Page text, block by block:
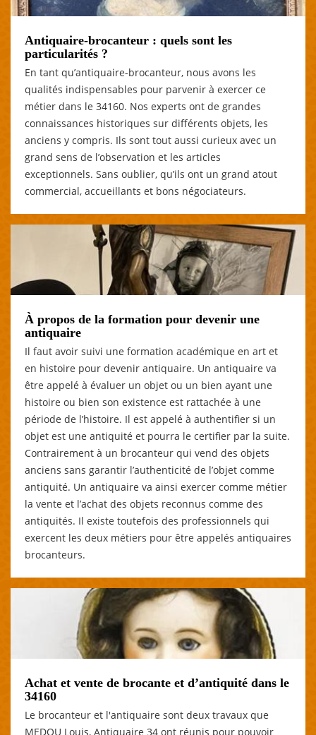
Antiquaire-brocanteur : quels sont les
particularités ?
En tant qu’antiquaire-brocanteur, nous avons les
qualités indispensables pour parvenir à exercer ce
métier dans le 34160. Nos experts ont de grandes
connaissances historiques sur différents objets, les
anciens y compris. Ils sont tout aussi curieux avec un
grand sens de l’observation et les articles
exceptionnels. Sans oublier, qu’ils ont un grand atout
commercial, accueillants et bons négociateurs.
À propos de la formation pour devenir une
antiquaire
Il faut avoir suivi une formation académique en art et
en histoire pour devenir antiquaire. Un antiquaire va
être appelé à évaluer un objet ou un bien ayant une
histoire ou bien son existence est rattachée à une
période de l’histoire. Il est appelé à authentifier si un
objet est une antiquité et pourra le certifier par la suite.
Contrairement à un brocanteur qui vend des objets
anciens sans garantir l’authenticité de l’objet comme
antiquité. Un antiquaire va ainsi exercer comme métier
la vente et l’achat des objets reconnus comme des
antiquités. Il existe toutefois des professionnels qui
exercent les deux métiers pour être appelés antiquaires
brocanteurs.
Achat et vente de brocante et d’antiquité dans le
34160
Le brocanteur et l'antiquaire sont deux travaux que
MEDOU Louis, Antiquaire 34 ont réunis pour pouvoir